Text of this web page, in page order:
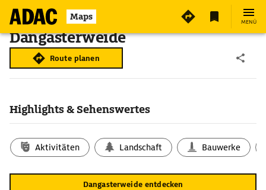
Maps MENÜ
Dangasterweide
Route planen
Highlights & Sehenswertes
Aktivitäten Landschaft Bauwerke
Dangasterweide entdecken